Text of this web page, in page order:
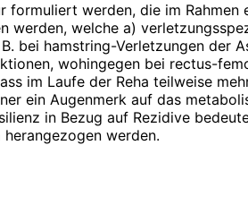
werden, die im
werden, welche a)
bei hamstring-Verletzungen der
wohingegen bei rectus-
im Laufe der Reha teilweise
ein Augenmerk auf das
in Bezug auf Rezidive
werden.